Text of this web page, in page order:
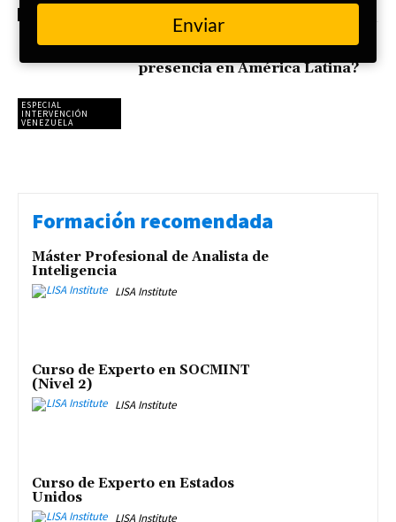
ESPECIAL
INTERVENCIÓN
VENEZUELA
¿Qué es el narcoterrorismo
presencia en América Latina?
Formación recomendada
Máster Profesional de Analista de
Inteligencia
LISA Institute
Curso de Experto en SOCMINT
(Nivel 2)
LISA Institute
Curso de Experto en Estados
Unidos
LISA Institute
email
Enviar